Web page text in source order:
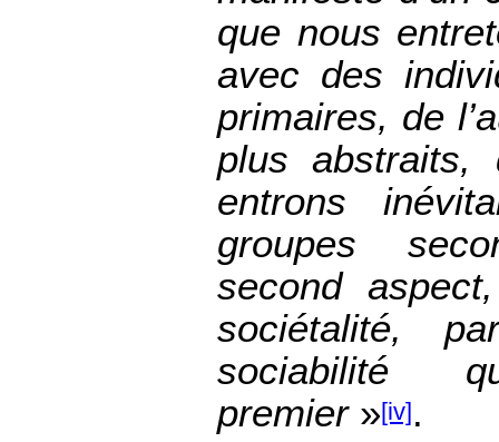
que nous
avec des
primaires, de
plus abstraits,
entrons
groupes
second
sociétalité,
sociabilité
premier »[iv].